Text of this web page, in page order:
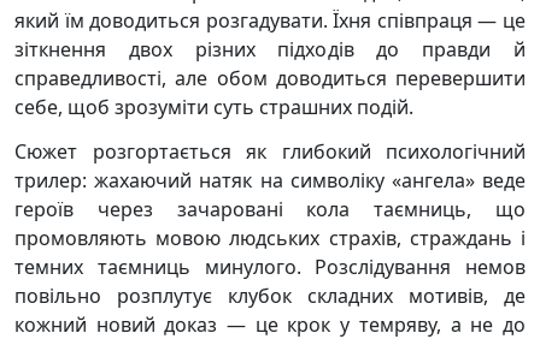
який їм доводиться розгадувати. Їхня співпраця — це
зіткнення двох різних підходів до правди й
справедливості, але обом доводиться перевершити
себе, щоб зрозуміти суть страшних подій.
Сюжет розгортається як глибокий психологічний
трилер: жахаючий натяк на символіку «ангела» веде
героїв через зачаровані кола таємниць, що
промовляють мовою людських страхів, страждань і
темних таємниць минулого. Розслідування немов
повільно розплутує клубок складних мотивів, де
кожний новий доказ — це крок у темряву, а не до